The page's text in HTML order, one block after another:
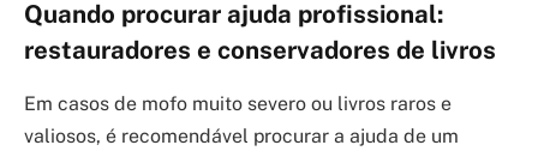
Quando procurar ajuda profissional:
restauradores e conservadores de livros
Em casos de mofo muito severo ou livros raros e
valiosos, é recomendável procurar a ajuda de um